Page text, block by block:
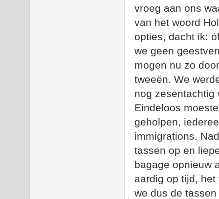
vroeg aan ons
van het woord
opties, dacht ik:
we geen
mogen nu zo
tweeën. We
nog
Eindeloos
geholpen,
immigrations.
tassen op en
bagage opnieuw
aardig op tijd,
we dus de